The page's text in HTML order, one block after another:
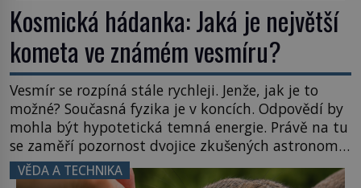
Kosmická hádanka: Jaká je největší
kometa ve známém vesmíru?
Vesmír se rozpíná stále rychleji. Jenže, jak je to
možné? Současná fyzika je v koncích. Odpovědí by
mohla být hypotetická temná energie. Právě na tu
se zaměří pozornost dvojice zkušených astronomů.
Namísto ní ale objeví něco mnohem
hmatatelnějšího. Naprosto rekordní kometu!
VĚDA A TECHNIKA